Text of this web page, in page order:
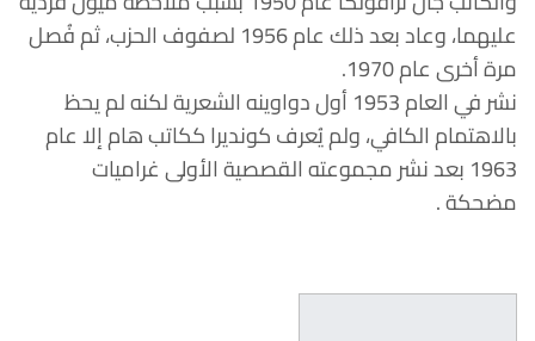
عليهما، وعاد بعد ذلك عام 1956 لصفوف الحزب، ثم فُصل
مرة أخرى عام 1970.
نشر في العام 1953 أول دواوينه الشعرية لكنه لم يحظ
بالاهتمام الكافي، ولم يُعرف كونديرا ككاتب هام إلا عام
1963 بعد نشر مجموعته القصصية الأولى غراميات
مضحكة .